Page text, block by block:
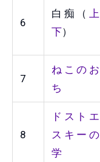
6
白痴（ 上
下）
7
ねこのお
ち
8
ドスト
スキー
学